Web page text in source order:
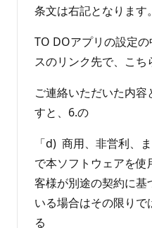
条文は右記となります。
TO DOアプリの設定
スのリンク先で、こち
ご連絡いただいた内容
すと、6.の
「d) 商用、非営利、
で本ソフトウェアを
客様が別途の契約に基
いる場合はその限り
る